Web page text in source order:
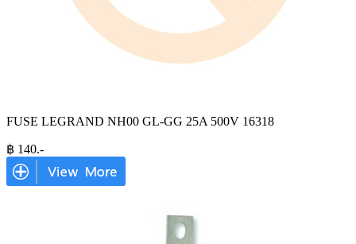
FUSE LEGRAND NH00 GL-GG 25A 500V 16318
฿ 140.-